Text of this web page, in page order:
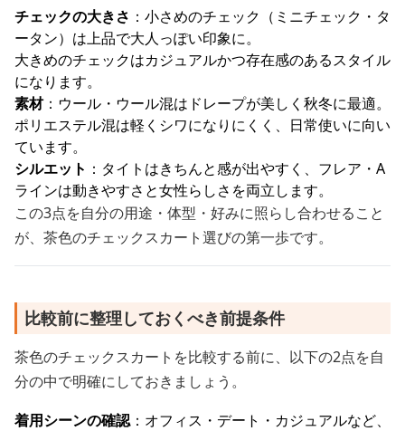
チェックの大きさ ：小さめのチェック（ミニチェック・タ
ータン）は上品で大人っぽい印象に。
大きめのチェックはカジュアルかつ存在感のあるスタイル
になります。
素材：ウール・ウール混はドレープが美しく秋冬に最適。
ポリエステル混は軽くシワになりにくく、日常使いに向い
ています。
シルエット ：タイトはきちんと感が出やすく、フレア・A
ラインは動きやすさと女性らしさを両立します。
この3点を自分の用途・体型・好みに照らし合わせること
が、茶色のチェックスカート選びの第一歩です。
比較前に整理しておくべき前提条件
茶色のチェックスカートを比較する前に、以下の2点を自
分の中で明確にしておきましょう。
着用シーンの確認：オフィス・デート・カジュアルなど、